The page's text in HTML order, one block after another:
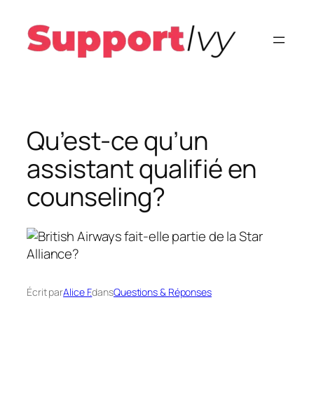
contenu
Qu’est-ce qu’un
assistant qualifié en
counseling?
Écrit parAlice F.dansQuestions & Réponses